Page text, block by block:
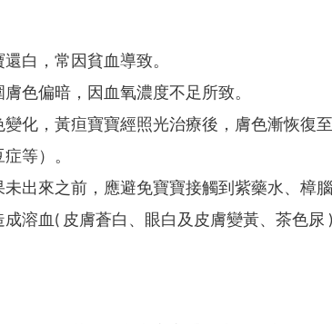
白，常因貧血導致。
色偏暗，因血氧濃度不足所致。
化，黃疸寶寶經照光治療後，膚色漸恢復
等）。
出來之前，應避免寶寶接觸到紫藥水、樟
溶血( 皮膚蒼白、眼白及皮膚變黃、茶色尿 )